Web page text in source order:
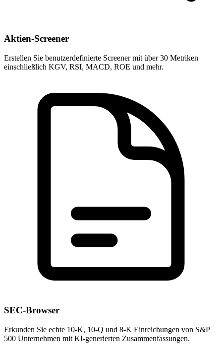
Aktien-Screener
Erstellen Sie benutzerdefinierte Screener mit über 30 Metriken
einschließlich KGV, RSI, MACD, ROE und mehr.
SEC-Browser
Erkunden Sie echte 10-K, 10-Q und 8-K Einreichungen von S&P
500 Unternehmen mit KI-generierten Zusammenfassungen.